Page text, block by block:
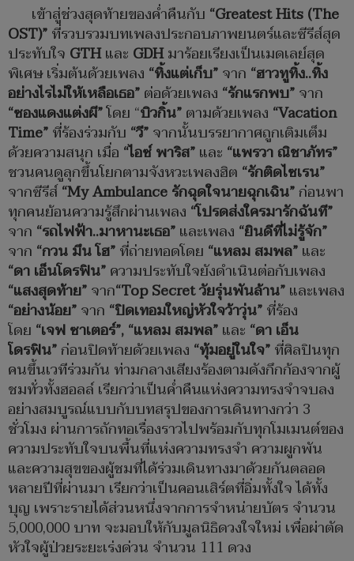
เข้าสู่ช่วงสุดท้ายของค่ำคืนกับ “Greatest Hits (The
OST)”ที่รวบรวมบทเพลงประกอบภาพยนตร์และซีรีส์สุด
ประทับใจ GTHและ GDHมาร้อยเรียงเป็นเมดเลย์สุด
พิเศษ เริ่มต้นด้วยเพลง “ทิ้งแต่เก็บ”จาก “ฮาวทูทิ้ง..ทิ้ง
อย่างไรไม่ให้เหลือเธอ”ต่อด้วยเพลง “รักแรกพบ”จาก
“ซองแดงแต่งผี”โดย “บิวกิ้น”ตามด้วยเพลง “Vacation
Time”ที่ร้องร่วมกับ “วี”จากนั้นบรรยากาศถูกเติมเต็ม
ด้วยความสนุก เมื่อ “ไอซ์ พาริส”และ “แพรวา ณิชาภัทร”
ชวนคนดูลุกขึ้นโยกตามจังหวะเพลงฮิต “รักติดไซเรน”
จากซีรีส์“My Ambulanceรักฉุดใจนายฉุกเฉิน”ก่อนพา
ทุกคนย้อนความรู้สึกผ่านเพลง “โปรดส่งใครมารักฉันที”
จาก “รถไฟฟ้า..มาหานะเธอ”และเพลง “ยินดีที่ไม่รู้จัก”
จาก “กวน มึน โฮ”ที่ถ่ายทอดโดย “แหลม สมพล”และ
“ดา เอ็นโดรฟิน”ความประทับใจยังดำเนินต่อกับเพลง
“แสงสุดท้าย”จาก“Top Secretวัยรุ่นพันล้าน”และเพลง
“อย่างน้อย”จาก “ปิดเทอมใหญ่หัวใจว้าวุ่น”ที่ร้อง
โดย “เจฟ ซาเตอร์”, “แหลม สมพล”และ “ดา เอ็น
โดรฟิน”ก่อนปิดท้ายด้วยเพลง “ทุ้มอยู่ในใจ”ที่ศิลปินทุก
คนขึ้นเวทีร่วมกัน ท่ามกลางเสียงร้องตามดังกึกก้องจากผู้
ชมทั่วทั้งฮอลล์ เรียกว่าเป็นค่ำคืนแห่งความทรงจำจบลง
อย่างสมบูรณ์แบบกับบทสรุปของการเดินทางกว่า 3
ชั่วโมง ผ่านการถักทอเรื่องราวไปพร้อมกับทุกโมเมนต์ของ
ความประทับใจบนพื้นที่แห่งความทรงจำ ความผูกพัน
และความสุขของผู้ชมที่ได้ร่วมเดินทางมาด้วยกันตลอด
หลายปีที่ผ่านมา เรียกว่าเป็นคอนเสิร์ตที่อิ่มทั้งใจ ได้ทั้ง
บุญ เพราะรายได้ส่วนหนึ่งจากการจำหน่ายบัตร จำนวน
5,000,000 บาท จะมอบให้กับมูลนิธิดวงใจใหม่ เพื่อผ่าตัด
หัวใจผู้ป่วยระยะเร่งด่วน จำนวน 111 ดวง